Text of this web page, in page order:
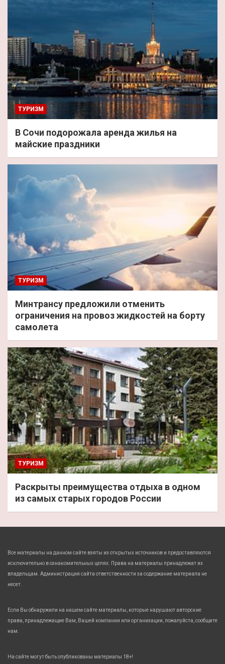
ТУРИЗМ
В Сочи подорожала аренда жилья на
майские праздники
ТУРИЗМ
Минтрансу предложили отменить
ограничения на провоз жидкостей на борту
самолета
ТУРИЗМ
Раскрыты преимущества отдыха в одном
из самых старых городов России
Все материалы на данном сайте взяты из открытых источников и предоставляются
исключительно в ознакомительных целях. Права на материалы принадлежат их
владельцам. Администрация сайта ответственности за содержание материала не
несет.
Если Вы обнаружили на нашем сайте материалы, которые нарушают авторские
права, принадлежащие Вам, Вашей компании или организации, пожалуйста, сообщите
нам.
На сайте могут быть опубликованы материалы 18+!